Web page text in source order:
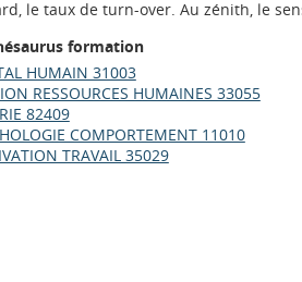
le taux de turn-over. Au zénith, le
formation
HUMAIN 31003
RESSOURCES HUMAINES 33055
82409
COMPORTEMENT 11010
TRAVAIL 35029